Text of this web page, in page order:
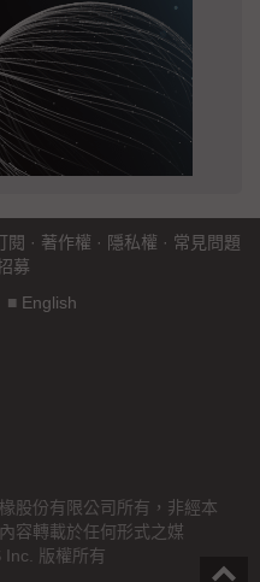
閱 · 著作權 · 隱私權 · 常見問題
募
■ English
股份有限公司所有，非經本
容轉載於任何形式之媒
Inc. 版權所有